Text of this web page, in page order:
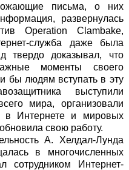
письма, о них
развернулась
Operation Clambake,
служба даже была
твердо доказывал, что
моменты своего
бы людям вступать в эту
выступили
мира, организовали
в Интернете и мировых
свою работу.
А. Хелдал-Лунда
в многочисленных
сотрудником Интернет-